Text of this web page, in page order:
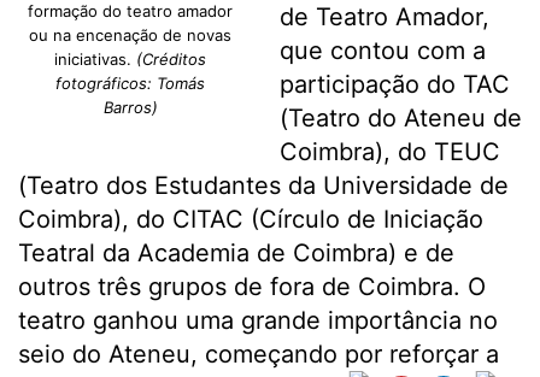
formação do teatro amador
ou na encenação de novas
iniciativas. (Créditos
fotográficos: Tomás
Barros)
de Teatro Amador,
que contou com a
participação do TAC
(Teatro do Ateneu de
Coimbra), do TEUC
(Teatro dos Estudantes da Universidade de
Coimbra), do CITAC (Círculo de Iniciação
Teatral da Academia de Coimbra) e de
outros três grupos de fora de Coimbra. O
teatro ganhou uma grande importância no
seio do Ateneu, começando por reforçar a